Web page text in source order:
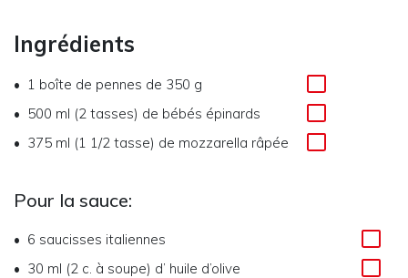
Ingrédients
1 boîte de pennes de 350 g
500 ml (2 tasses) de bébés épinards
375 ml (1 1/2 tasse) de mozzarella râpée
Pour la sauce:
6 saucisses italiennes
30 ml (2 c. à soupe) d’ huile d’olive